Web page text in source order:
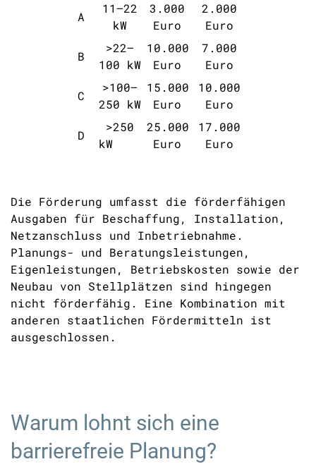
A
11–22
kW
3.000
Euro
2.000
Euro
B
>22–
100 kW
10.000
Euro
7.000
Euro
C
>100–
250 kW
15.000
Euro
10.000
Euro
D
>250
kW
25.000
Euro
17.000
Euro
Die Förderung umfasst die förderfähigen
Ausgaben für Beschaffung, Installation,
Netzanschluss und Inbetriebnahme.
Planungs- und Beratungsleistungen,
Eigenleistungen, Betriebskosten sowie der
Neubau von Stellplätzen sind hingegen
nicht förderfähig. Eine Kombination mit
anderen staatlichen Fördermitteln ist
ausgeschlossen.
Warum lohnt sich eine
barrierefreie Planung?